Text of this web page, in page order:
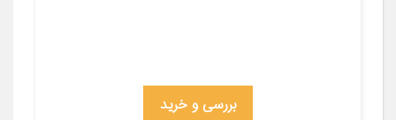
بررسی و خرید